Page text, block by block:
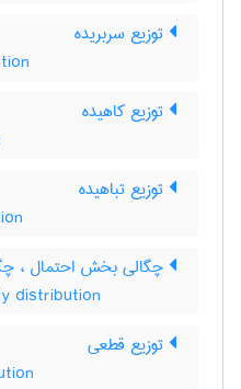
توزیع سربریده
توزیع کاهیده
توزیع تباهیده
چگالی بخش احتمال ،
distribution
توزیع قطعی